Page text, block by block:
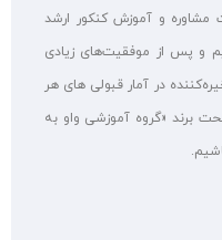
جهت مشاوره و آموزش کنکور ارشد
و پس از موفقیت‌های زیادی
در آمار قبولی های هر
برند «گروه آموزشی واو به